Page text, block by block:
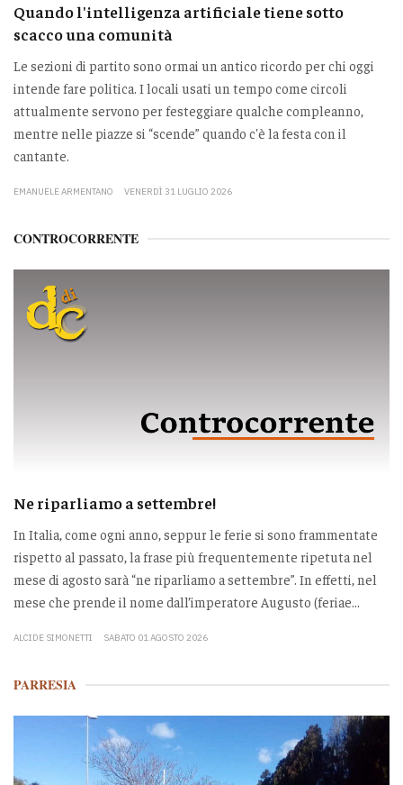
Quando l'intelligenza artificiale tiene sotto
scacco una comunità
Le sezioni di partito sono ormai un antico ricordo per chi oggi
intende fare politica. I locali usati un tempo come circoli
attualmente servono per festeggiare qualche compleanno,
mentre nelle piazze si “scende” quando c'è la festa con il
cantante.
EMANUELE ARMENTANO VENERDÌ 31 LUGLIO 2026
CONTROCORRENTE
Ne riparliamo a settembre!
In Italia, come ogni anno, seppur le ferie si sono frammentate
rispetto al passato, la frase più frequentemente ripetuta nel
mese di agosto sarà “ne riparliamo a settembre”. In effetti, nel
mese che prende il nome dall’imperatore Augusto (feriae...
ALCIDE SIMONETTI SABATO 01 AGOSTO 2026
PARRESIA